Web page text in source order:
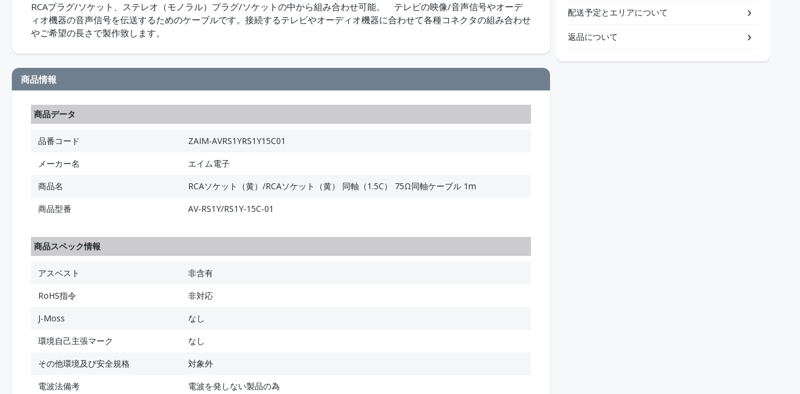
RCAプラグ/ソケット、ステレオ（モノラル）プラグ/ソケットの中から組み合わせ可能。 テレビの映像/音声信号やオーデ
ィオ機器の音声信号を伝送するためのケーブルです。接続するテレビやオーディオ機器に合わせて各種コネクタの組み合わせ
やご希望の長さで製作致します。
商品情報
商品データ
品番コード
ZAIM-AVRS1YRS1Y15C01
メーカー名
エイム電子
商品名
RCAソケット（黄）/RCAソケット（黄） 同軸（1.5C） 75Ω同軸ケーブル 1m
商品型番
AV-RS1Y/RS1Y-15C-01
商品スペック情報
アスベスト
非含有
RoHS指令
非対応
J-Moss
なし
環境自己主張マーク
なし
その他環境及び安全規格
対象外
電波法備考
電波を発しない製品の為
配送予定とエリアについて
返品について